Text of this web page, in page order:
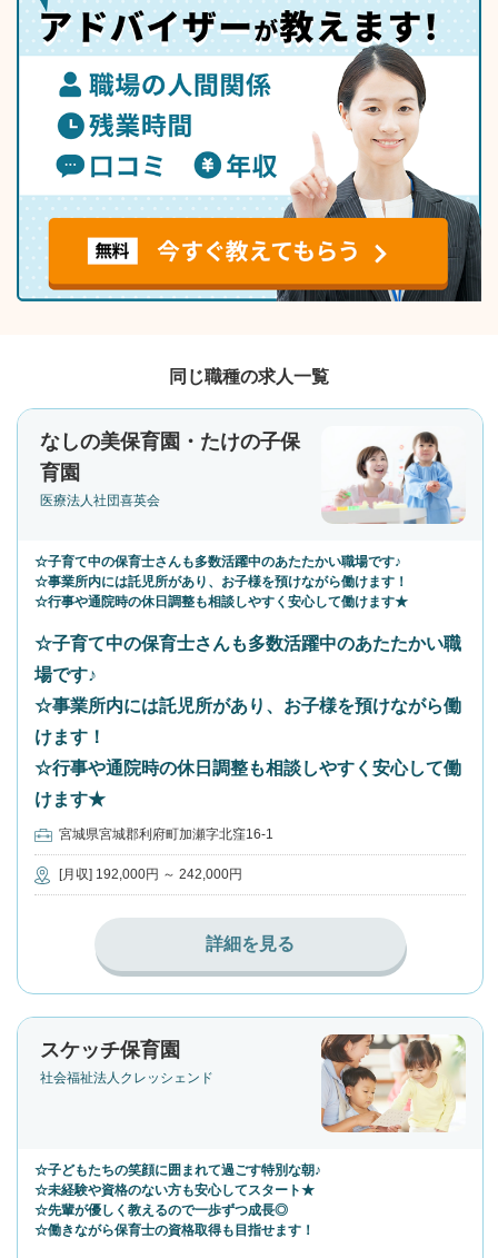
同じ職種の求人一覧
なしの美保育園・たけの子保
育園
医療法人社団喜英会
☆子育て中の保育士さんも多数活躍中のあたたかい職場です♪
☆事業所内には託児所があり、お子様を預けながら働けます！
☆行事や通院時の休日調整も相談しやすく安心して働けます★
☆子育て中の保育士さんも多数活躍中のあたたかい職
場です♪
☆事業所内には託児所があり、お子様を預けながら働
けます！
☆行事や通院時の休日調整も相談しやすく安心して働
けます★
宮城県宮城郡利府町加瀬字北窪16-1
[月収] 192,000円 ～ 242,000円
詳細を見る
スケッチ保育園
社会福祉法人クレッシェンド
☆子どもたちの笑顔に囲まれて過ごす特別な朝♪
☆未経験や資格のない方も安心してスタート★
☆先輩が優しく教えるので一歩ずつ成長◎
☆働きながら保育士の資格取得も目指せます！